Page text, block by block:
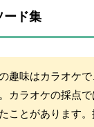
ード集
趣味はカラオケ
カラオケの採点
ことがあります